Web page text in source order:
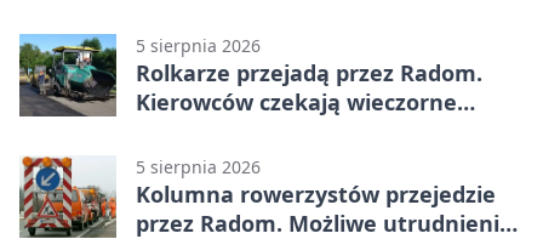
5 sierpnia 2026
Rolkarze przejadą przez Radom.
Kierowców czekają wieczorne
5 sierpnia 2026
Kolumna rowerzystów przejedzie
przez Radom. Możliwe utrudnienia